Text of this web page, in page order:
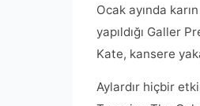
Ocak ayında
yapıldığı Galler
Kate, kansere
Aylardır hiçbir